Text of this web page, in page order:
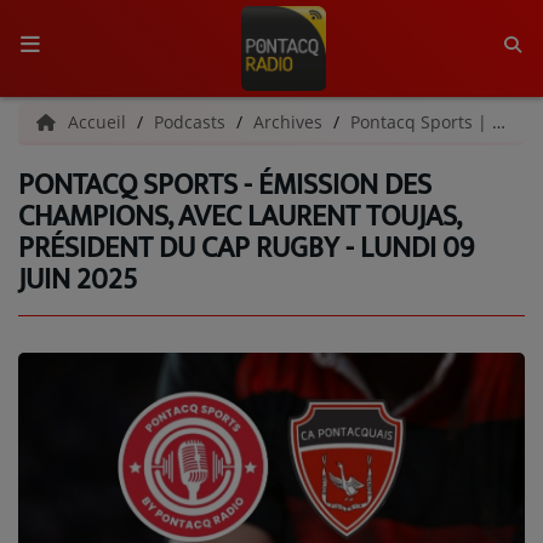
ACCUEIL
RADIO
QUI SOMMES-NOUS ?
L'ÉQUIPE
C'ÉTAIT QUOI CE TITRE ?
PODCASTS - SAISON 2026/2027
Accueil Podcasts Archives Pontacq Sports | Archives
PONTACQ SPORTS - ÉMISSION DES
CHAMPIONS, AVEC LAURENT TOUJAS,
PRÉSIDENT DU CAP RUGBY - LUNDI 09
JUIN 2025